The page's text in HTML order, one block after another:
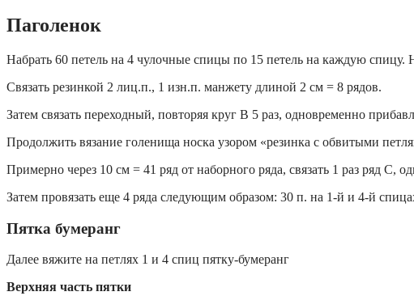
Паголенок
Набрать 60 петель на 4 чулочные спицы по 15 петель на каждую спицу.
Связать резинкой 2 лиц.п., 1 изн.п. манжету длиной 2 см = 8 рядов.
Затем связать переходный, повторяя круг В 5 раз, одновременно
Продолжить вязание голенища носка узором «резинка с обвитыми
Примерно через 10 см = 41 ряд от наборного ряда, связать 1 раз ряд С,
Затем провязать еще 4 ряда следующим образом: 30 п. на 1-й и 4-й
Пятка бумеранг
Далее вяжите на петлях 1 и 4 спиц пятку-бумеранг
Верхняя часть пятки